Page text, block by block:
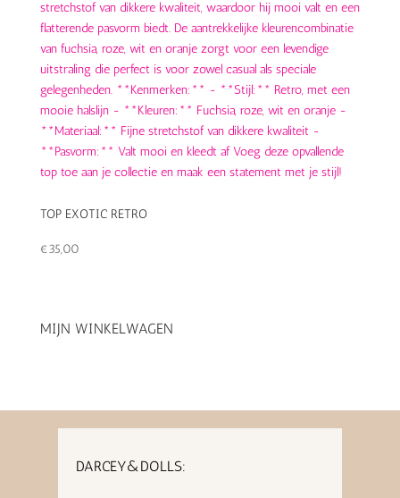
TOP EXOTIC RETRO
€35,00
MIJN WINKELWAGEN
DARCEY&DOLLS: